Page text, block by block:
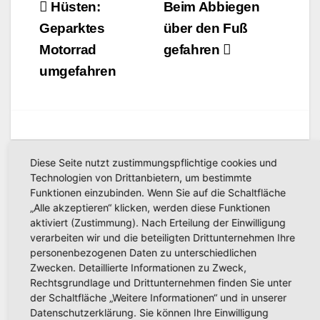
en“
Beitragsnavigation
Beim Abbiegen
über den Fuß
gefahren
Hüsten:
Geparktes
Motorrad
umgefahren
Related Post
POLIZEIBERICHT
Schwerer Fahrradunfall in
Alt-Arnsberg: Polizei sucht
Zeugen
AUG. 5, 2026 KREISPOLIZEIBEHÖRDE
Diese Seite nutzt zustimmungspflichtige cookies und
Technologien von Drittanbietern, um bestimmte
Funktionen einzubinden. Wenn Sie auf die Schaltfläche
„Alle akzeptieren“ klicken, werden diese Funktionen
aktiviert (Zustimmung). Nach Erteilung der Einwilligung
verarbeiten wir und die beteiligten Drittunternehmen Ihre
personenbezogenen Daten zu unterschiedlichen
Zwecken. Detaillierte Informationen zu Zweck,
Rechtsgrundlage und Drittunternehmen finden Sie unter
der Schaltfläche „Weitere Informationen“ und in unserer
Datenschutzerklärung. Sie können Ihre Einwilligung